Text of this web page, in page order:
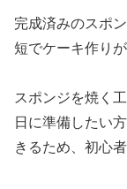
完成済みのスポ
短でケーキ作りが
スポンジを焼く
日に準備したい
きるため、初心